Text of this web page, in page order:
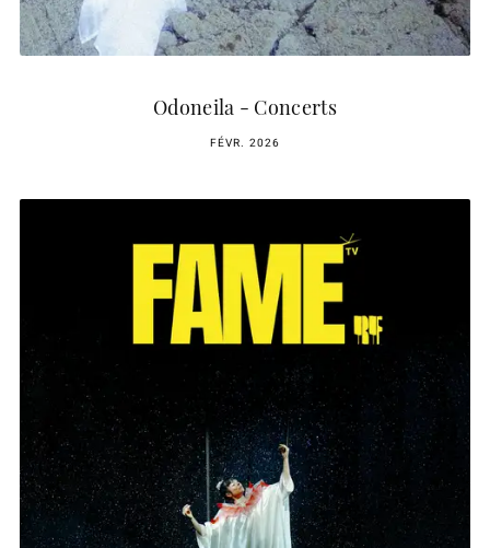
Odoneila - Concerts
FÉVR. 2026